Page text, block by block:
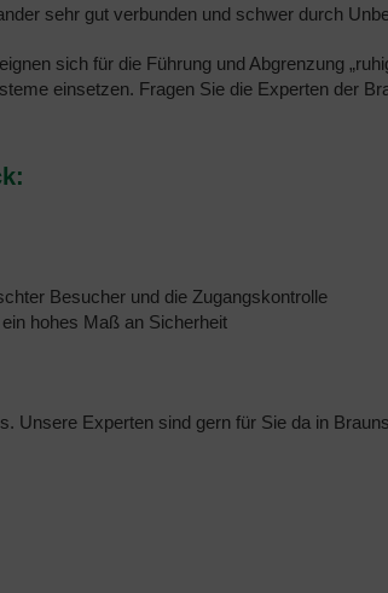
sehr gut verbunden und schwer durch
sich für die Führung und Abgrenzung
einsetzen. Fragen Sie die Experten der
Besucher und die Zugangskontrolle
hohes Maß an Sicherheit
Unsere Experten sind gern für Sie da in